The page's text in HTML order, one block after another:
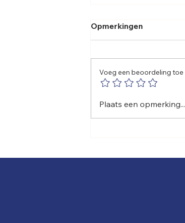
🌞 De avonturen van Aqua
Opmerkingen
Voeg een beoordeling toe
Plaats een opmerking...